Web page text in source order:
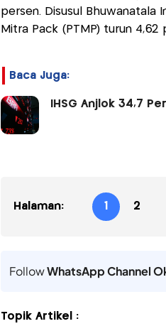
persen. Disusul Bhuwanatala
Mitra Pack (PTMP) turun 4,62
Baca Juga:
IHSG Anjlok 34,7
Halaman: 1 2
FollowWhatsApp Channel
Topik Artikel :